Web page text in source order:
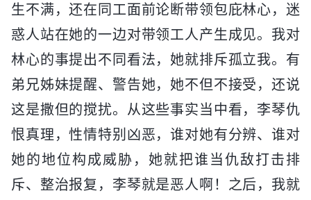
生不满，还在同工面前论断带领包庇林心，迷
惑人站在她的一边对带领工人产生成见。我对
林心的事提出不同看法，她就排斥孤立我。有
弟兄姊妹提醒、警告她，她不但不接受，还说
这是撒但的搅扰。从这些事实当中看，李琴仇
恨真理，性情特别凶恶，谁对她有分辨、谁对
她的地位构成威胁，她就把谁当仇敌打击排
斥、整治报复，李琴就是恶人啊！之后，我就